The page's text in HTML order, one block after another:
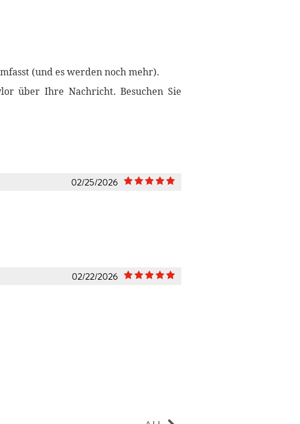
(und es werden noch mehr).
über Ihre Nachricht. Besuchen Sie
02/25/2026
02/22/2026